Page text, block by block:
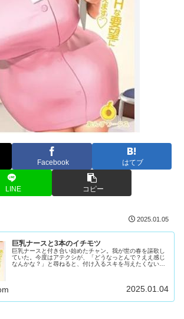
Facebook はてブ
LINE コピー
2025.01.05
巨乳ナースと3本のイチモツ
巨乳ナースと付き合い始めたチャン。我が世の春を謳歌し
ていた。今度はアテクシが、「どうなっとんで？ええ感じ
なんかな？」と尋ねると、付け入るスキを与えたくないの
2025.01.04